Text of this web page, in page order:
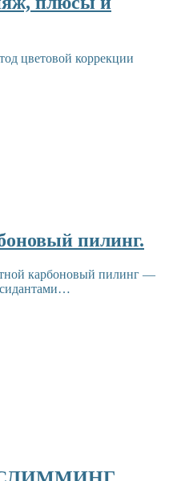
цветовой коррекции
пилинг.
карбоновый пилинг —